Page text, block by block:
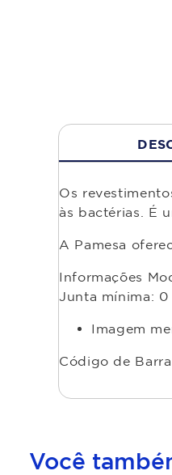
Os
às bactérias. É
A Pamesa
Informações
Junta mínima: 0
Imagem
Código de
Você